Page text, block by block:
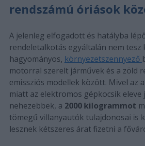
rendszámú óriások
A jelenleg elfogadott és hatályba
rendeletalkotás egyáltalán nem tesz
hagyományos, környezetszennyező
motorral szerelt járművek és a zöld
emissziós modellek között. Mivel az
miatt az elektromos gépkocsik eleve
nehezebbek, a 2000 kilogrammot
tömegű villanyautók tulajdonosai is
lesznek kétszeres árat fizetni a